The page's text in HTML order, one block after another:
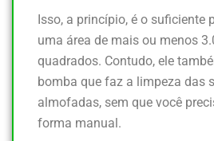
Isso, a princípio, é o suficiente
uma área de mais ou menos
quadrados. Contudo, ele
bomba que faz a limpeza das
almofadas, sem que você
forma manual.